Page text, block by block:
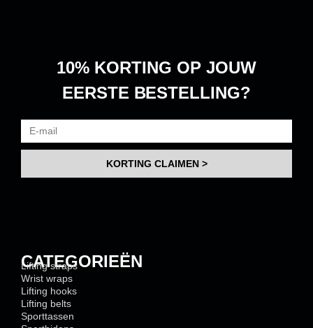
10% KORTING OP JOUW
EERSTE BESTELLING?
KORTING CLAIMEN >
CATEGORIEËN
Lifting straps
Wrist wraps
Lifting hooks
Lifting belts
Sporttassen